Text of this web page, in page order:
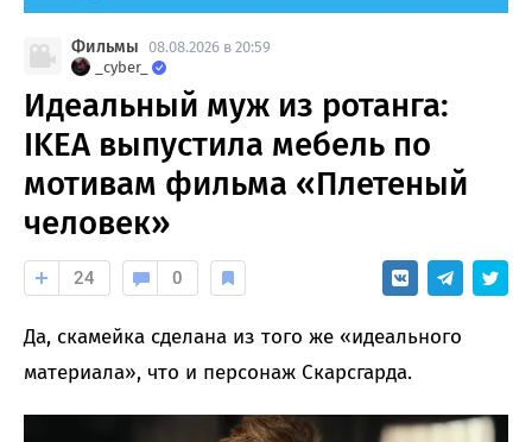
Фильмы 08.08.2026 в 20:59
_cyber_
Идеальный муж из ротанга:
IKEA выпустила мебель по
мотивам фильма «Плетеный
человек»
24 0
Да, скамейка сделана из того же «идеального
материала», что и персонаж Скарсгарда.